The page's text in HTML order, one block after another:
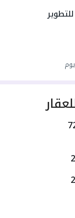
مؤسسة ابراهيم رافع ابراهيم الغامدي للتطوير